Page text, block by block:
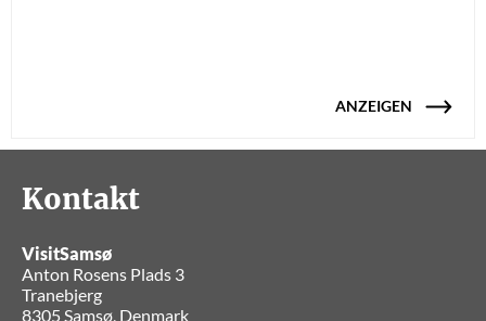
ANZEIGEN
Kontakt
VisitSamsø
Anton Rosens Plads 3
Tranebjerg
8305 Samsø, Denmark